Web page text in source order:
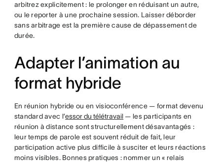
arbitrez explicitement : le prolonger en réduisant un autre,
ou le reporter à une prochaine session. Laisser déborder
sans arbitrage est la première cause de dépassement de
durée.
Adapter l’animation au
format hybride
En réunion hybride ou en visioconférence — format devenu
standard avec l’essor du télétravail — les participants en
réunion à distance sont structurellement désavantagés :
leur temps de parole est souvent réduit de fait, leur
participation active plus difficile à susciter et leurs réactions
moins visibles. Bonnes pratiques : nommer un « relais